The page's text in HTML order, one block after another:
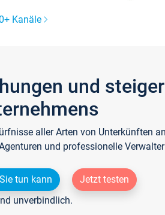
Kanäle
und
aller Arten von Unterkünften
und professionelle
tun kann
Jetzt testen
unverbindlich.